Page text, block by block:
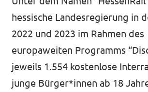
hessische Landesregierung in
2022 und 2023 im Rahmen des
europaweiten Programms
jeweils 1.554 kostenlose
junge Bürger*innen ab 18